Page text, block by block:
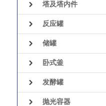
塔及塔内件
反应罐
储罐
卧式釜
发酵罐
抛光容器